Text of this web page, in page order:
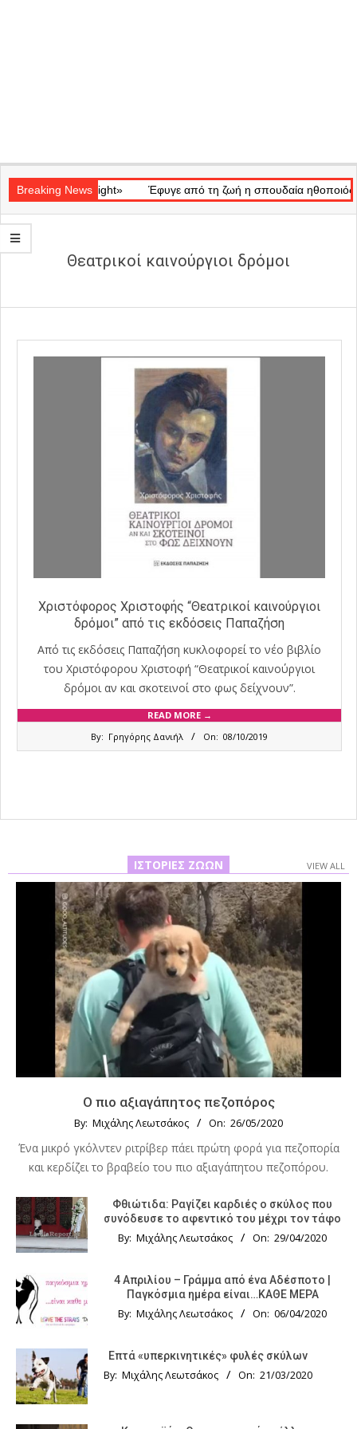
Navigation
Menu
Breaking News
«Ray of Light» Έφυγε από τη ζωή η σπουδαία ηθοποιός
Θεατρικοί καινούργιοι δρόμοι
Χριστόφορος Χριστοφής “Θεατρικοί καινούργιοι
δρόμοι” από τις εκδόσεις Παπαζήση
Από τις εκδόσεις Παπαζήση κυκλοφορεί το νέο βιβλίο
του Χριστόφορου Χριστοφή “Θεατρικοί καινούργιοι
δρόμοι αν και σκοτεινοί στο φως δείχνουν”.
READ MORE →
By: Γρηγόρης Δανιήλ On: 08/10/2019
ΙΣΤΟΡΊΕΣ ΖΏΩΝ VIEW ALL
Ο πιο αξιαγάπητος πεζοπόρος
By: Μιχάλης Λεωτσάκος On: 26/05/2020
Ένα μικρό γκόλντεν ριτρίβερ πάει πρώτη φορά για πεζοπορία
και κερδίζει το βραβείο του πιο αξιαγάπητου πεζοπόρου.
Φθιώτιδα: Ραγίζει καρδιές ο σκύλος που
συνόδευσε το αφεντικό του μέχρι τον τάφο
By: Μιχάλης Λεωτσάκος On: 29/04/2020
4 Απριλίου – Γράμμα από ένα Αδέσποτο |
Παγκόσμια ημέρα είναι…ΚΑΘΕ ΜΕΡΑ
By: Μιχάλης Λεωτσάκος On: 06/04/2020
Επτά «υπερκινητικές» φυλές σκύλων
By: Μιχάλης Λεωτσάκος On: 21/03/2020